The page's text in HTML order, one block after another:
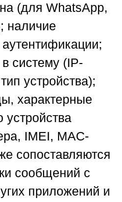
(для WhatsApp,
наличие
систему (IP-
устройства);
характерные
устройства
IMEI, MAC-
сопоставляются
сообщений с
приложений и